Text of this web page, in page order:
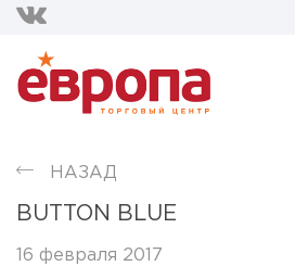
НАЗАД
BUTTON BLUE
16 февраля 2017